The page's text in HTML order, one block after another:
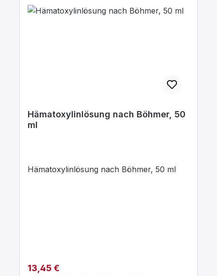
Hämatoxylinlösung nach Böhmer, 50
ml
Hämatoxylinlösung nach Böhmer, 50 ml
Regulärer Preis:
13,45 €